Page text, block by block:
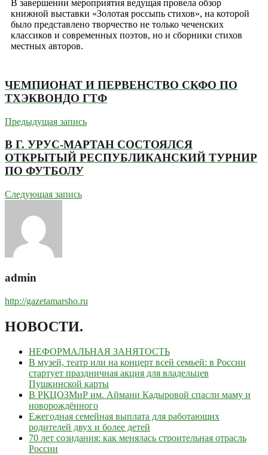
В завершении мероприятия ведущая провела обзор
книжной выставки «Золотая россыпь стихов», на которой
было представлено творчество не только чеченских
классиков и современных поэтов, но и сборники стихов
местных авторов.
ЧЕМПИОНАТ И ПЕРВЕНСТВО СКФО ПО
ТХЭКВОНДО ГТФ
Предыдущая запись
В Г. УРУС-МАРТАН СОСТОЯЛСЯ
ОТКРЫТЫЙ РЕСПУБЛИКАНСКИЙ ТУРНИР
ПО ФУТБОЛУ
Следующая запись
admin
http://gazetamarsho.ru
НОВОСТИ.
НЕФОРМАЛЬНАЯ ЗАНЯТОСТЬ
В музей, театр или на концерт всей семьей: в России
стартует праздничная акция для владельцев
Пушкинской карты
В РКЦОЗМиР им. Аймани Кадыровой спасли маму и
новорождённого
Ежегодная семейная выплата для работающих
родителей двух и более детей
70 лет созидания: как менялась строительная отрасль
России